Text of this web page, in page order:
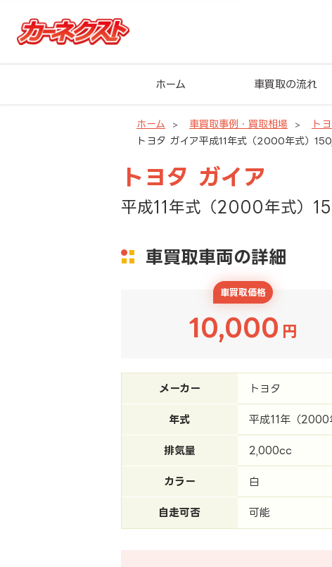
ホーム 車買取の流れ
ホーム 車買取事例・買取相場 ト
トヨタ ガイア平成11年式（2000年式）
トヨタ ガイア
平成11年式（2000年式）
車買取車両の詳細
車買取価格
10,000 円
メーカー トヨタ
年式 平成11年（2000
排気量 2,000cc
カラー 白
自走可否 可能